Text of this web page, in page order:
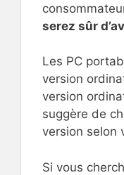
serez sûr
Les PC
version
version
suggère de
version selon
Si vous